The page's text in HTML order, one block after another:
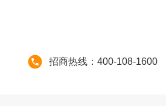
招商热线：400-108-1600